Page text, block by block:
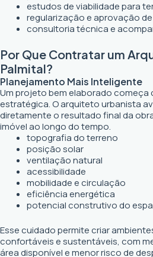
estudos de viabilidade para
regularização e aprovação
consultoria técnica e
Por Que Contratar um
Palmital?
Planejamento Mais Inteligente
Um projeto bem elaborado começa
estratégica. O arquiteto urbanista
diretamente o resultado final da
imóvel ao longo do tempo.
topografia do terreno
posição solar
ventilação natural
acessibilidade
mobilidade e circulação
eficiência energética
potencial construtivo do
Esse cuidado permite criar
confortáveis e sustentáveis, com
área disponível e menor risco de